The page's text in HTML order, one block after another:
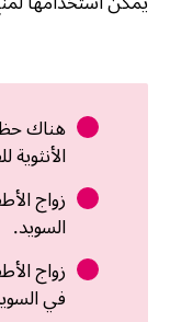
هناك
الأنثوية
زواج
السويد.
زواج
في